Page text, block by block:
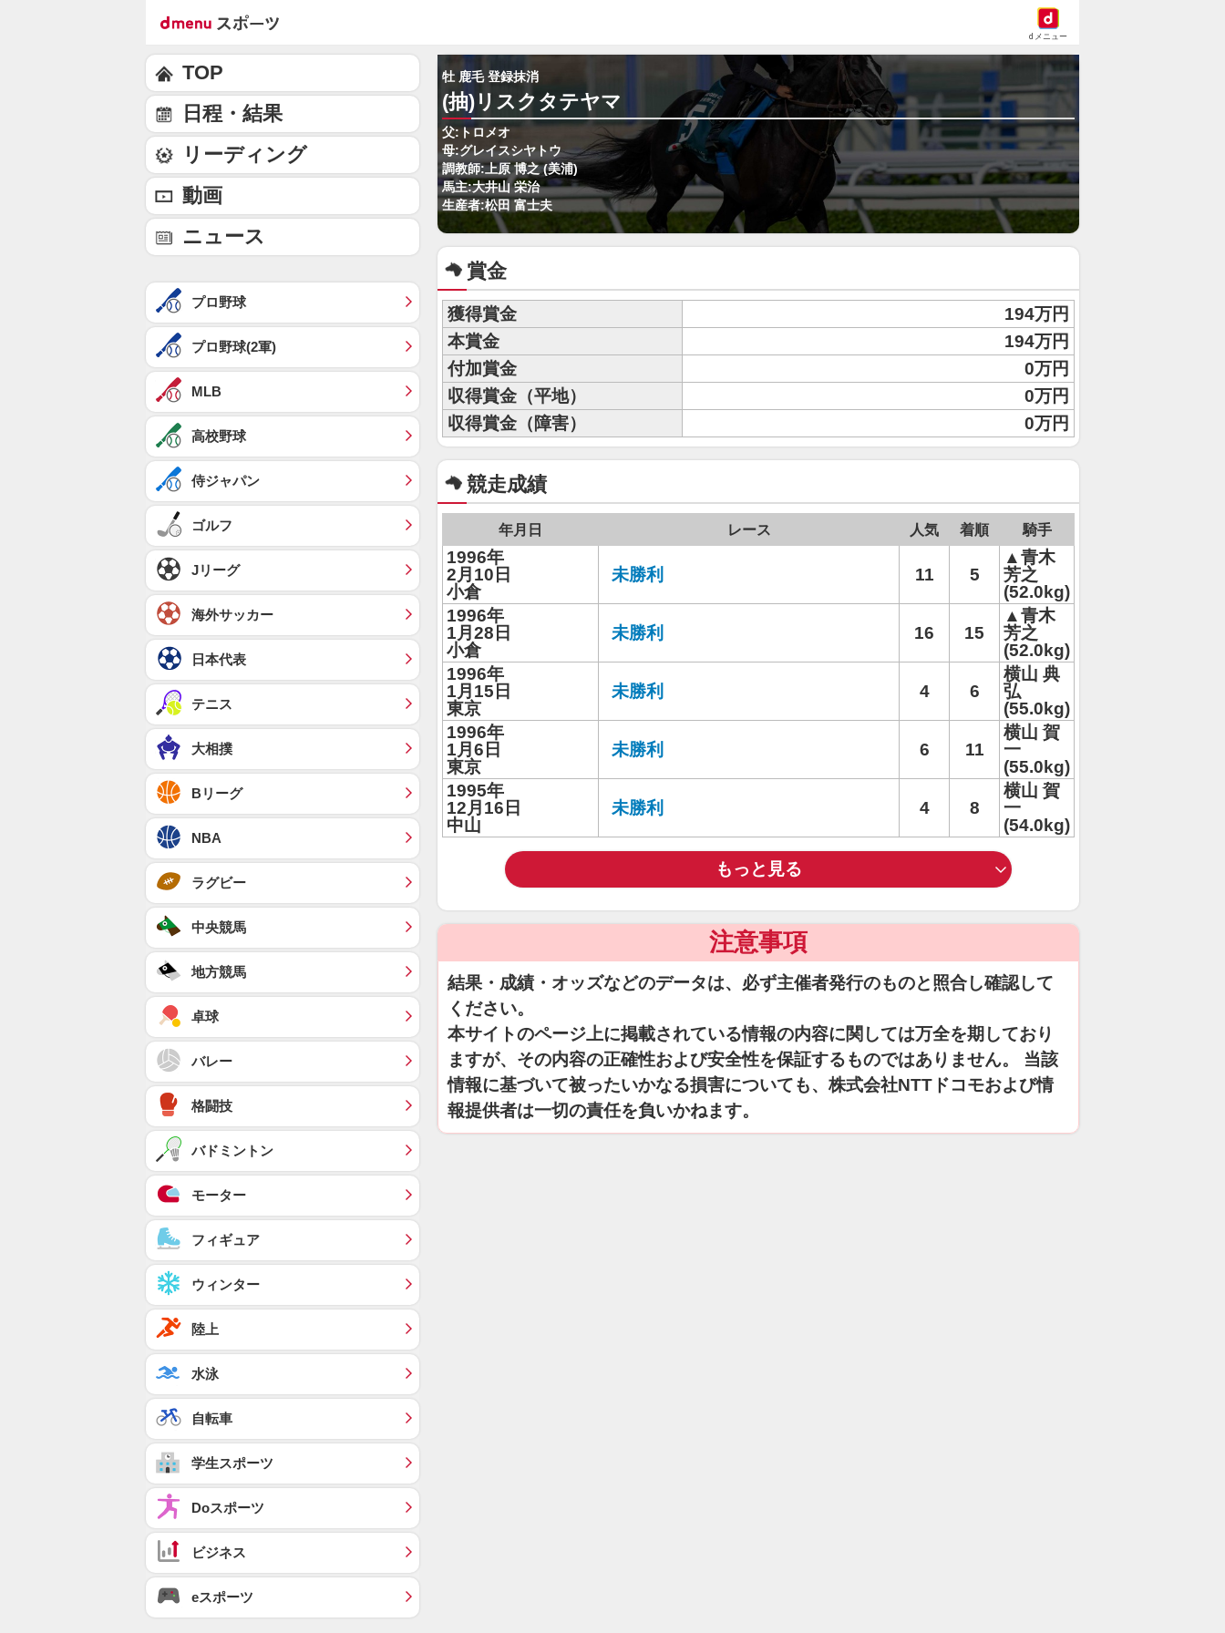
dメニュー
牡 鹿毛 登録抹消
(抽)リスクタテヤマ
父:トロメオ
母:グレイスシヤトウ
調教師:上原 博之 (美浦)
馬主:大井山 栄治
生産者:松田 富士夫
賞金
獲得賞金
194万円
本賞金
194万円
付加賞金
0万円
収得賞金（平地）
0万円
収得賞金（障害）
0万円
競走成績
年月日 レース 人気 着順 騎手
1996年
2月10日
小倉
未勝利 11 5
▲青木
芳之
(52.0kg)
1996年
1月28日
小倉
未勝利 16 15
▲青木
芳之
(52.0kg)
1996年
1月15日
東京
未勝利 4 6
横山 典
弘
(55.0kg)
1996年
1月6日
東京
未勝利 6 11
横山 賀
一
(55.0kg)
1995年
12月16日
中山
未勝利 4 8
横山 賀
一
(54.0kg)
もっと見る
注意事項
結果・成績・オッズなどのデータは、必ず主催者発行のものと照合し確認して
ください。
本サイトのページ上に掲載されている情報の内容に関しては万全を期しており
ますが、その内容の正確性および安全性を保証するものではありません。 当該
情報に基づいて被ったいかなる損害についても、株式会社NTTドコモおよび情
報提供者は一切の責任を負いかねます。
TOP
日程・結果
リーディング
動画
ニュース
プロ野球
プロ野球(2軍)
MLB
高校野球
侍ジャパン
ゴルフ
Jリーグ
海外サッカー
日本代表
テニス
大相撲
Bリーグ
NBA
ラグビー
中央競馬
地方競馬
卓球
バレー
格闘技
バドミントン
モーター
フィギュア
ウィンター
陸上
水泳
自転車
学生スポーツ
Doスポーツ
ビジネス
eスポーツ